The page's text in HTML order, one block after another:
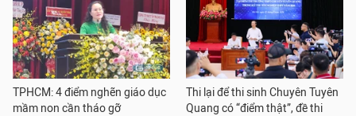
TPHCM: 4 điểm nghẽn giáo dục
mầm non cần tháo gỡ
Thi lại để thi sinh Chuyên Tuyên
Quang có “điểm thật”, đề thi